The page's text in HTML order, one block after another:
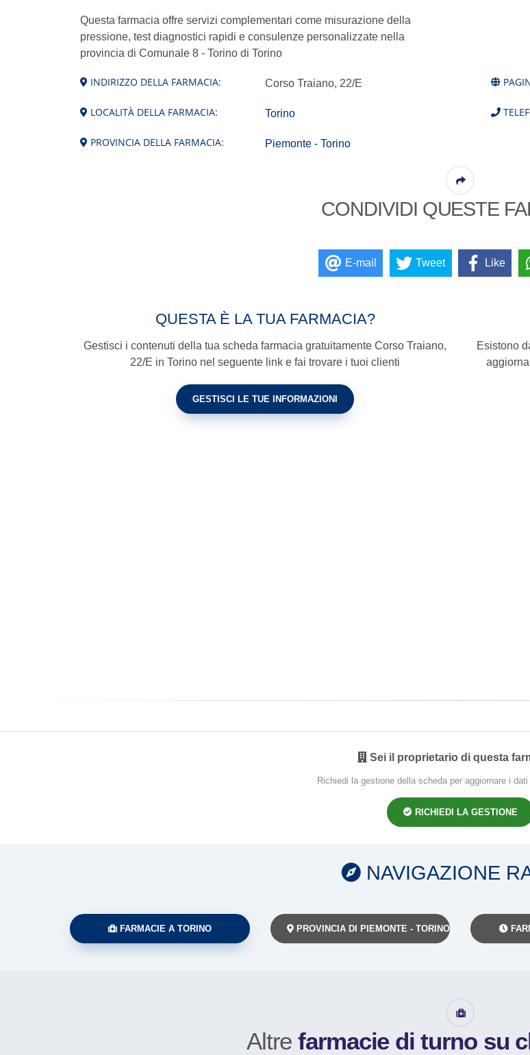
Questa farmacia offre servizi complementari come misurazione della
pressione, test diagnostici rapidi e consulenze personalizzate nella
provincia di Comunale 8 - Torino di Torino
INDIRIZZO DELLA FARMACIA: Corso Traiano, 22/E
LOCALITÀ DELLA FARMACIA: Torino
PROVINCIA DELLA FARMACIA: Piemonte - Torino
CONDIVIDI QUESTE
E-mail Tweet Like
QUESTA È LA TUA FARMACIA?
Gestisci i contenuti della tua scheda farmacia gratuitamente Corso Traiano,
22/E in Torino nel seguente link e fai trovare i tuoi clienti
Esistono
Sei il proprietario di questa
Richiedi la gestione della scheda per aggiornare i
RICHIEDI LA GESTIONE
NAVIGAZIONE
FARMACIE A TORINO PROVINCIA DI PIEMONTE - TORINO
Altre farmacie di turno su